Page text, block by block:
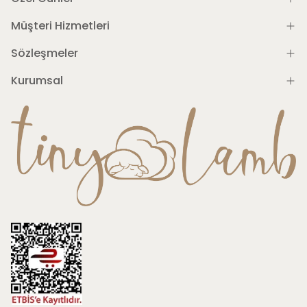
Müşteri Hizmetleri
Sözleşmeler
Kurumsal